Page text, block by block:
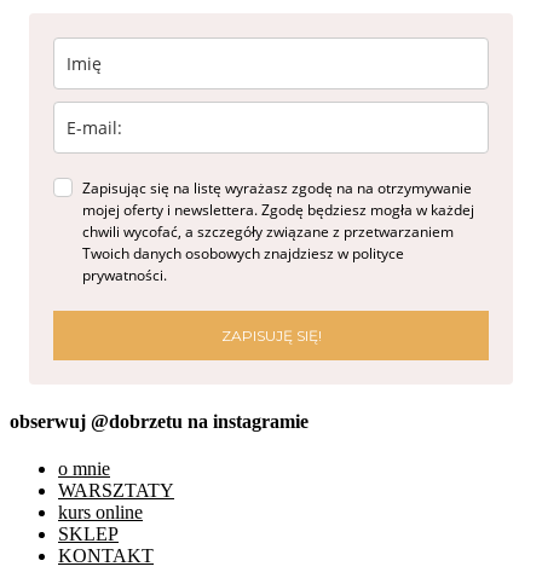
Zapisując się na listę wyrażasz zgodę na na otrzymywanie
mojej oferty i newslettera. Zgodę będziesz mogła w każdej
chwili wycofać, a szczegóły związane z przetwarzaniem
Twoich danych osobowych znajdziesz w polityce
prywatności.
ZAPISUJĘ SIĘ!
obserwuj @dobrzetu na instagramie
o mnie
WARSZTATY
kurs online
SKLEP
KONTAKT